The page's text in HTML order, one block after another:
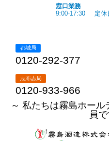
窓口業務
9:00-17:30
定休
都城局
0120-292-377
志布志局
0120-933-966
～ 私たちは霧島ホー
員